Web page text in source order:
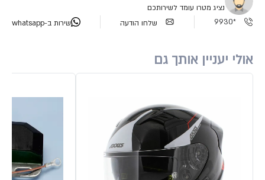
נציג מטרו עומד לשירותכם
*9930
שלחו הודעה שירות ב-whatsapp
אולי יעניין אותך גם